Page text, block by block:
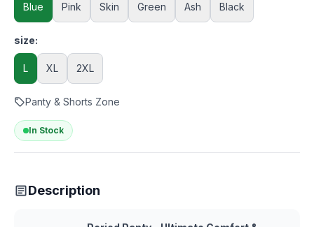
Blue Pink Skin Green Ash Black
size:
L XL 2XL
Panty & Shorts Zone
In Stock
Description